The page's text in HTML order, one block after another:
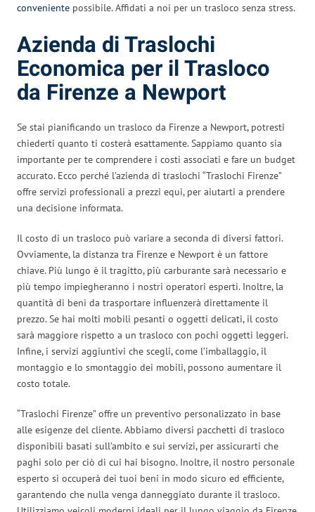
conveniente possibile. Affidati a noi per un trasloco senza stress.
Azienda di Traslochi
Economica per il Trasloco
da Firenze a Newport
Se stai pianificando un trasloco da Firenze a Newport, potresti
chiederti quanto ti costerà esattamente. Sappiamo quanto sia
importante per te comprendere i costi associati e fare un budget
accurato. Ecco perché l’azienda di traslochi “Traslochi Firenze”
offre servizi professionali a prezzi equi, per aiutarti a prendere
una decisione informata.
Il costo di un trasloco può variare a seconda di diversi fattori.
Ovviamente, la distanza tra Firenze e Newport è un fattore
chiave. Più lungo è il tragitto, più carburante sarà necessario e
più tempo impiegheranno i nostri operatori esperti. Inoltre, la
quantità di beni da trasportare influenzerà direttamente il
prezzo. Se hai molti mobili pesanti o oggetti delicati, il costo
sarà maggiore rispetto a un trasloco con pochi oggetti leggeri.
Infine, i servizi aggiuntivi che scegli, come l’imballaggio, il
montaggio e lo smontaggio dei mobili, possono aumentare il
costo totale.
“Traslochi Firenze” offre un preventivo personalizzato in base
alle esigenze del cliente. Abbiamo diversi pacchetti di trasloco
disponibili basati sull’ambito e sui servizi, per assicurarti che
paghi solo per ciò di cui hai bisogno. Inoltre, il nostro personale
esperto si occuperà dei tuoi beni in modo sicuro ed efficiente,
garantendo che nulla venga danneggiato durante il trasloco.